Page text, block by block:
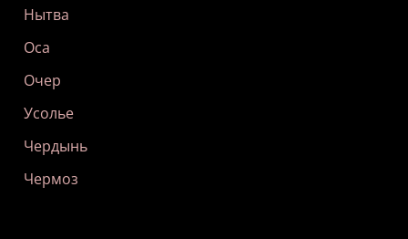
Нытва
Оса
Очер
Усолье
Чердынь
Чермоз